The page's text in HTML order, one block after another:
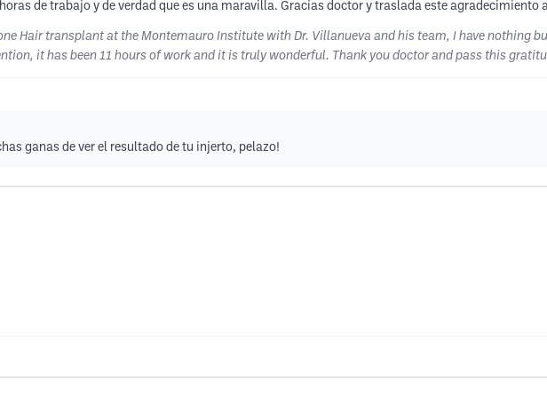
de trabajo y de verdad que es una maravilla. Gracias doctor y traslada este agradecimiento
Hair transplant at the Montemauro Institute with Dr. Villanueva and his team, I have nothing
it has been 11 hours of work and it is truly wonderful. Thank you doctor and pass this
ganas de ver el resultado de tu injerto, pelazo!